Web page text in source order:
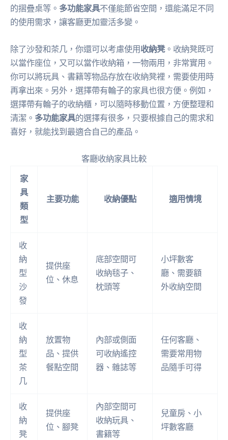
的摺疊桌等。 多功能家具不僅能節省空間，還能滿足不同
的使用需求，讓客廳更加靈活多變。
除了沙發和茶几，你還可以考慮使用收納凳。收納凳既可
以當作座位，又可以當作收納箱，一物兩用，非常實用。
你可以將玩具、書籍等物品存放在收納凳裡，需要使用時
再拿出來。另外，選擇帶有輪子的家具也很方便。例如，
選擇帶有輪子的收納櫃，可以隨時移動位置，方便整理和
清潔。 多功能家具的選擇有很多，只要根據自己的需求和
喜好，就能找到最適合自己的產品。
客廳收納家具比較
家
具
類
型
主要功能 收納優點 適用情境
收
納
型
沙
發
提供座
位、休息
底部空間可
收納毯子、
枕頭等
小坪數客
廳、需要額
外收納空間
收
納
型
茶
几
放置物
品、提供
餐點空間
內部或側面
可收納遙控
器、雜誌等
任何客廳、
需要常用物
品隨手可得
收
納
凳
提供座
位、腳凳
內部空間可
收納玩具、
書籍等
兒童房、小
坪數客廳